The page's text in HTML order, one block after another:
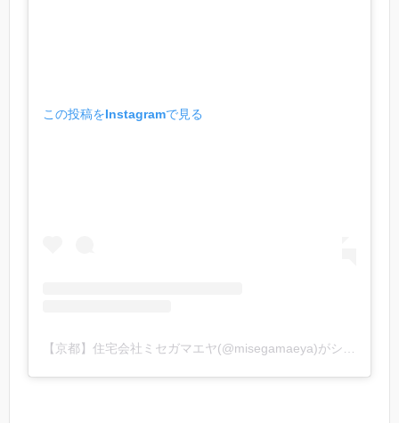
この投稿をInstagramで見る
【京都】住宅会社ミセガマエヤ(@misegamaeya)がシェアした投稿